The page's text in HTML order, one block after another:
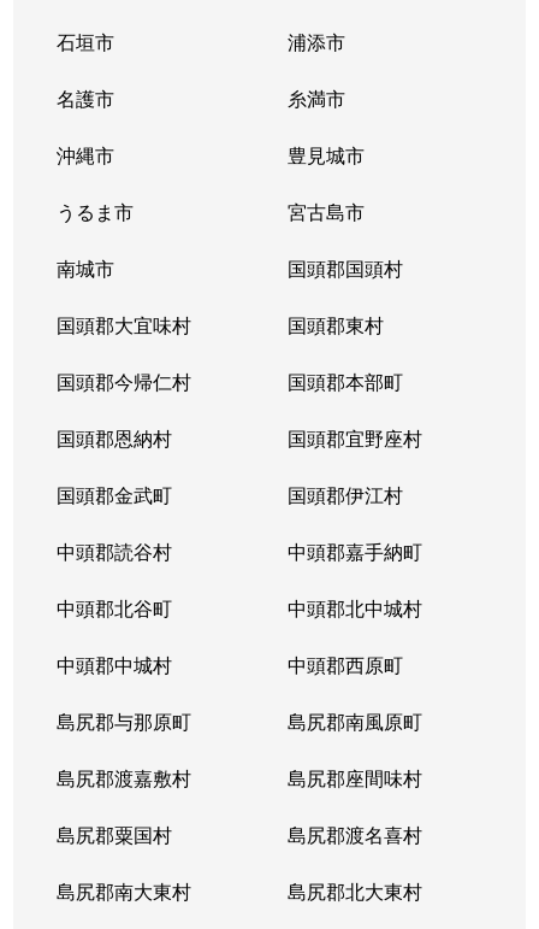
石垣市 浦添市
名護市 糸満市
沖縄市 豊見城市
うるま市 宮古島市
南城市 国頭郡国頭村
国頭郡大宜味村 国頭郡東村
国頭郡今帰仁村 国頭郡本部町
国頭郡恩納村 国頭郡宜野座村
国頭郡金武町 国頭郡伊江村
中頭郡読谷村 中頭郡嘉手納町
中頭郡北谷町 中頭郡北中城村
中頭郡中城村 中頭郡西原町
島尻郡与那原町 島尻郡南風原町
島尻郡渡嘉敷村 島尻郡座間味村
島尻郡粟国村 島尻郡渡名喜村
島尻郡南大東村 島尻郡北大東村